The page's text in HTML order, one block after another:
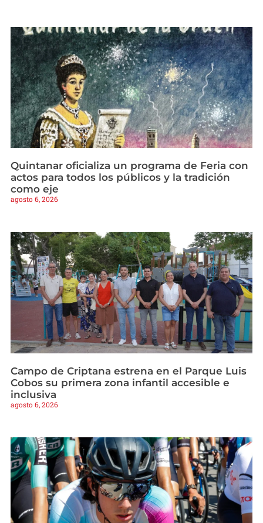
Quintanar oficializa un programa de Feria con
actos para todos los públicos y la tradición
como eje
agosto 6, 2026
Campo de Criptana estrena en el Parque Luis
Cobos su primera zona infantil accesible e
inclusiva
agosto 6, 2026